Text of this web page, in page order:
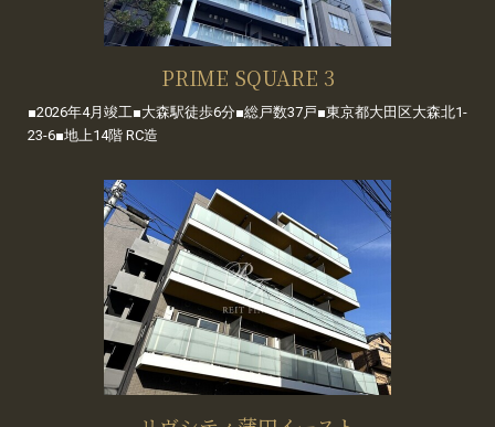
PRIME SQUARE 3
■2026年4月竣工■大森駅徒歩6分■総戸数37戸■東京都大田区大森北1-
23-6■地上14階 RC造